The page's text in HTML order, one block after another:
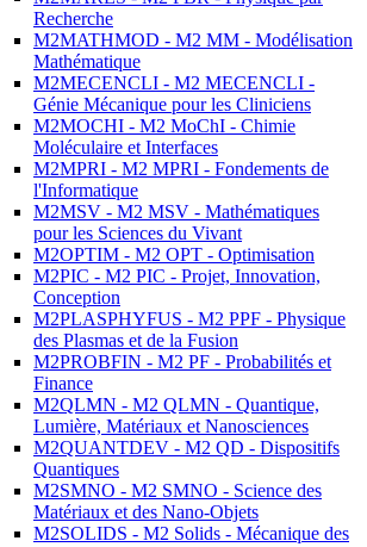
Recherche
M2MATHMOD - M2 MM - Modélisation
Mathématique
M2MECENCLI - M2 MECENCLI -
Génie Mécanique pour les Cliniciens
M2MOCHI - M2 MoChI - Chimie
Moléculaire et Interfaces
M2MPRI - M2 MPRI - Fondements de
l'Informatique
M2MSV - M2 MSV - Mathématiques
pour les Sciences du Vivant
M2OPTIM - M2 OPT - Optimisation
M2PIC - M2 PIC - Projet, Innovation,
Conception
M2PLASPHYFUS - M2 PPF - Physique
des Plasmas et de la Fusion
M2PROBFIN - M2 PF - Probabilités et
Finance
M2QLMN - M2 QLMN - Quantique,
Lumière, Matériaux et Nanosciences
M2QUANTDEV - M2 QD - Dispositifs
Quantiques
M2SMNO - M2 SMNO - Science des
Matériaux et des Nano-Objets
M2SOLIDS - M2 Solids - Mécanique des